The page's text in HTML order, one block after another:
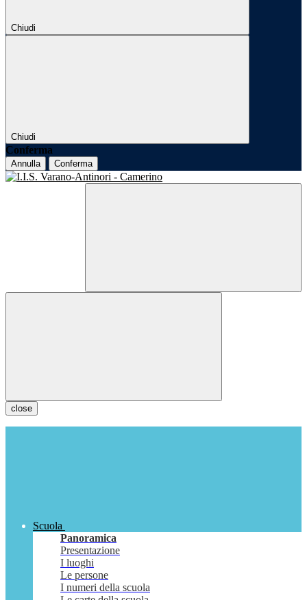
Chiudi
Chiudi
Conferma
Annulla Conferma
close
Scuola
Panoramica
Presentazione
I luoghi
Le persone
I numeri della scuola